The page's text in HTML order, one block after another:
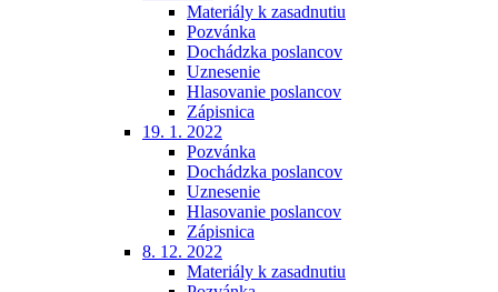
Materiály k zasadnutiu
Pozvánka
Dochádzka poslancov
Uznesenie
Hlasovanie poslancov
Zápisnica
19. 1. 2022
Pozvánka
Dochádzka poslancov
Uznesenie
Hlasovanie poslancov
Zápisnica
8. 12. 2022
Materiály k zasadnutiu